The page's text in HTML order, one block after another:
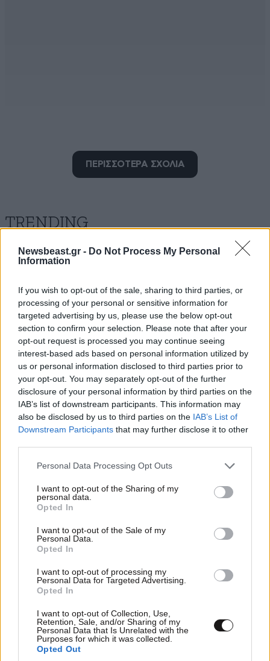
Newsbeast.gr - Do Not Process My Personal
Information
If you wish to opt-out of the sale, sharing to third parties, or
processing of your personal or sensitive information for
targeted advertising by us, please use the below opt-out
section to confirm your selection. Please note that after your
opt-out request is processed you may continue seeing
interest-based ads based on personal information utilized by
us or personal information disclosed to third parties prior to
your opt-out. You may separately opt-out of the further
disclosure of your personal information by third parties on the
IAB’s list of downstream participants. This information may
also be disclosed by us to third parties on the IAB’s List of
Downstream Participants that may further disclose it to other
Please note that this website/app uses one or more Google
not limited to your visit or usage behaviour. You may click to
grant or deny consent to Google and its third-party tags to
use your data for below specified purposes in below Google
consent section.
Personal Data Processing Opt Outs
I want to opt-out of the Sharing of my
personal data.
Opted In
I want to opt-out of the Sale of my
Personal Data.
Opted In
I want to opt-out of processing my
Personal Data for Targeted Advertising.
Opted In
I want to opt-out of Collection, Use,
Retention, Sale, and/or Sharing of my
Personal Data that Is Unrelated with the
Purposes for which it was collected.
Opted Out
Περί.ενω και ελπίζω. Η δικαιοσύνη να αποκαλύψει την
των ανθρώπων που στήριξαν την προσπάθεια του
πατρός Αντωνιου
Απαντήστε 0
Bk DN in 04·04·2024 12:32
Βασιλική ..τσουτση
Απαντήστε
να τον φάνε. Όλα εδώ πληρώνονται. Καλή δύναμη π.
Αντωνιε.
Απαντήστε
Μήπως; 03·04·2024 22:12
.. Λέμε μήπως επειδή είναι πολλά τα λεφτά;;;;;;
Απαντήστε
ΠΕΡΙΣΣΟΤΕΡΑ ΣΧΟΛΙΑ
TRENDING
ΕΛΛΑΔΑ1 ω. πριν
Ζευγάρι από τις ΗΠΑ που «υιοθέτησε» τον
Ελίζαμπεθ Ρος: «Είμαστε συντετριμμένοι – Δεν